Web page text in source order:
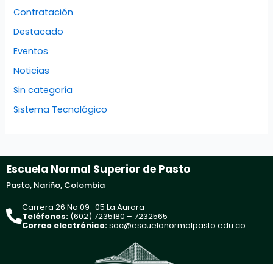
Contratación
Destacado
Eventos
Noticias
Sin categoría
Sistema Tecnológico
Escuela Normal Superior de Pasto
Pasto, Nariño, Colombia
Carrera 26 No 09–05 La Aurora
Teléfonos: (602) 7235180 – 7232565
Correo electrónico:sac@escuelanormalpasto.edu.co